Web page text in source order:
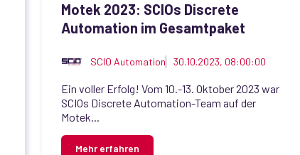
Motek 2023: SCIOs Discrete
Automation im Gesamtpaket
SCIO Automation 30.10.2023, 08:00:00
Ein voller Erfolg! Vom 10.-13. Oktober 2023 war
SCIOs Discrete Automation-Team auf der
Motek...
Mehr erfahren